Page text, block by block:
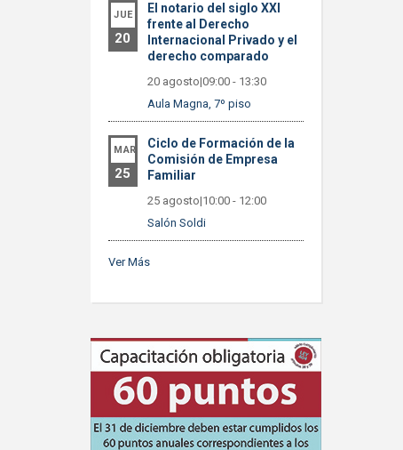
JUE
20
El notario del siglo XXI
frente al Derecho
Internacional Privado y el
derecho comparado
20 agosto|09:00- 13:30
Aula Magna, 7º piso
MAR
25
Ciclo de Formación de la
Comisión de Empresa
Familiar
25 agosto|10:00- 12:00
Salón Soldi
Ver Más